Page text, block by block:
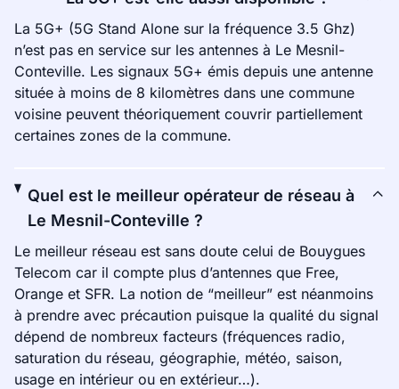
La 5G+ (5G Stand Alone sur la fréquence 3.5 Ghz)
n’est pas en service sur les antennes à Le Mesnil-
Conteville. Les signaux 5G+ émis depuis une antenne
située à moins de 8 kilomètres dans une commune
voisine peuvent théoriquement couvrir partiellement
certaines zones de la commune.
Quel est le meilleur opérateur de réseau à
Le Mesnil-Conteville ?
Le meilleur réseau est sans doute celui de Bouygues
Telecom car il compte plus d’antennes que Free,
Orange et SFR. La notion de “meilleur” est néanmoins
à prendre avec précaution puisque la qualité du signal
dépend de nombreux facteurs (fréquences radio,
saturation du réseau, géographie, météo, saison,
usage en intérieur ou en extérieur…).